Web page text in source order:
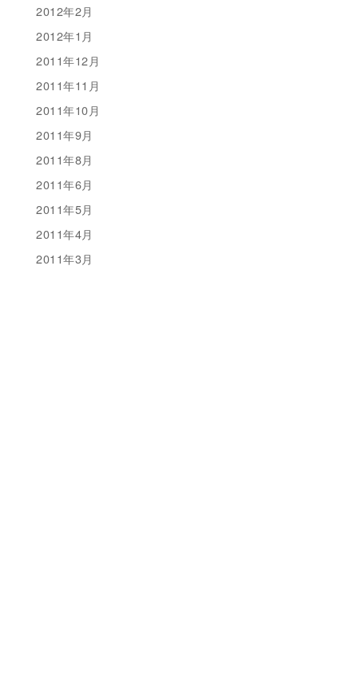
2012年2月
2012年1月
2011年12月
2011年11月
2011年10月
2011年9月
2011年8月
2011年6月
2011年5月
2011年4月
2011年3月